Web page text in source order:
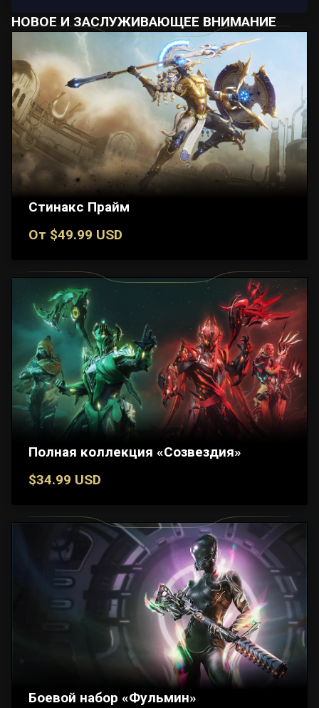
НОВОЕ И ЗАСЛУЖИВАЮЩЕЕ ВНИМАНИЕ
Стинакс Прайм
От $49.99 USD
Полная коллекция «Созвездия»
$34.99 USD
Боевой набор «Фульмин»